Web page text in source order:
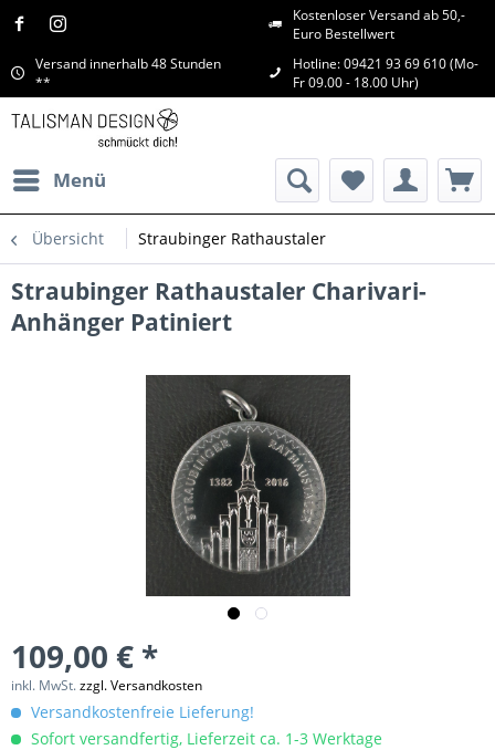
Kostenloser Versand ab 50,-
Euro Bestellwert
Versand innerhalb 48 Stunden
**
Hotline: 09421 93 69 610 (Mo-
Fr 09.00 - 18.00 Uhr)
Menü
Übersicht Straubinger Rathaustaler
Straubinger Rathaustaler Charivari-
Anhänger Patiniert
109,00 € *
inkl. MwSt.zzgl. Versandkosten
Versandkostenfreie Lieferung!
Sofort versandfertig, Lieferzeit ca. 1-3 Werktage